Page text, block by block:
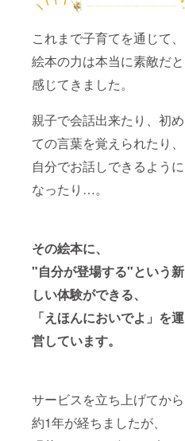
これまで子育てを通じて、
絵本の力は本当に素敵だと
感じてきました。
親子で会話出来たり、初め
ての言葉を覚えられたり、
自分でお話しできるように
なったり…。
その絵本に、
"自分が登場する"という新
しい体験ができる、
「えほんにおいでよ」を運
営しています。
サービスを立ち上げてから
約1年が経ちましたが、